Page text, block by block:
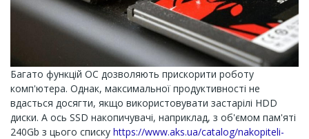
Багато функцій ОС дозволяють прискорити роботу
комп'ютера. Однак, максимальної продуктивності не
вдасться досягти, якщо використовувати застарілі HDD
диски. А ось SSD накопичувачі, наприклад, з об'ємом пам'яті
240Gb з цього списку https://www.aks.ua/catalog/nakopiteli-